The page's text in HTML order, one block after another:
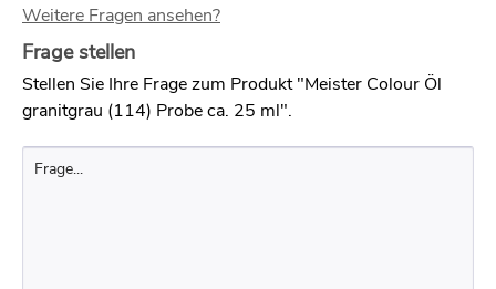
Weitere Fragen ansehen?
Frage stellen
Stellen Sie Ihre Frage zum Produkt "Meister Colour Öl
granitgrau (114) Probe ca. 25 ml".